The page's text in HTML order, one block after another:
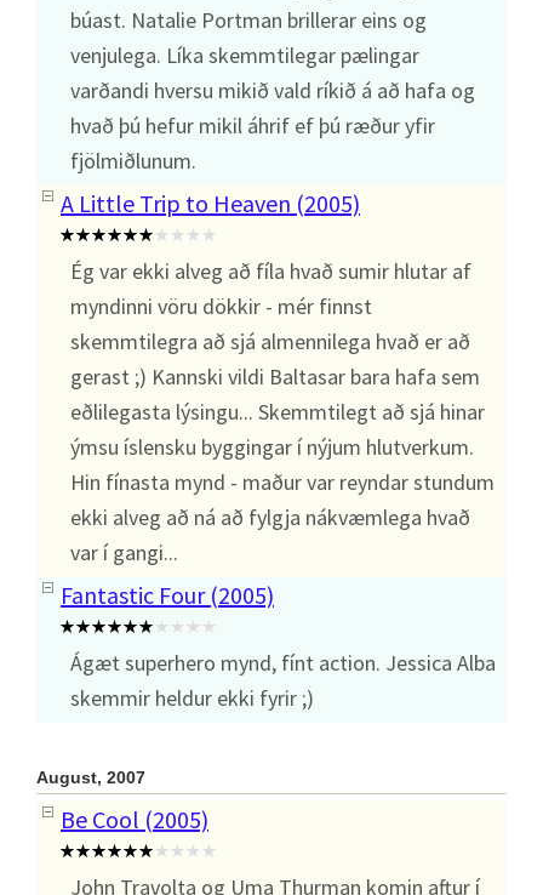
búast. Natalie Portman brillerar eins og
venjulega. Líka skemmtilegar pælingar
varðandi hversu mikið vald ríkið á að hafa og
hvað þú hefur mikil áhrif ef þú ræður yfir
fjölmiðlunum.
A Little Trip to Heaven (2005)
Ég var ekki alveg að fíla hvað sumir hlutar af
myndinni vöru dökkir - mér finnst
skemmtilegra að sjá almennilega hvað er að
gerast ;) Kannski vildi Baltasar bara hafa sem
eðlilegasta lýsingu... Skemmtilegt að sjá hinar
ýmsu íslensku byggingar í nýjum hlutverkum.
Hin fínasta mynd - maður var reyndar stundum
ekki alveg að ná að fylgja nákvæmlega hvað
var í gangi...
Fantastic Four (2005)
Ágæt superhero mynd, fínt action. Jessica Alba
skemmir heldur ekki fyrir ;)
August, 2007
Be Cool (2005)
John Travolta og Uma Thurman komin aftur í